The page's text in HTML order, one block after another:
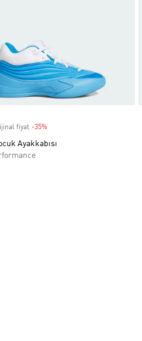
fiyat -35%
Ayakkabısı